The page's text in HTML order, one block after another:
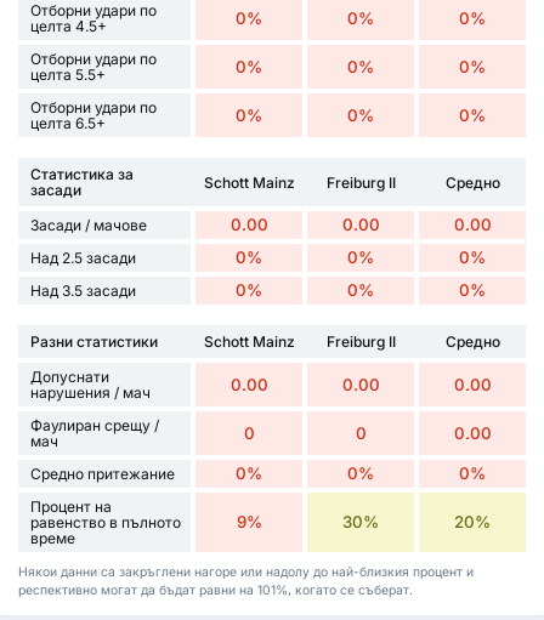
Отборни удари по
целта 4.5+
0% 0% 0%
Отборни удари по
целта 5.5+
0% 0% 0%
Отборни удари по
целта 6.5+
0% 0% 0%
Статистика за
засади
Schott Mainz Freiburg II Средно
Засади / мачове 0.00 0.00 0.00
Над 2.5 засади 0% 0% 0%
Над 3.5 засади 0% 0% 0%
Разни статистики Schott Mainz Freiburg II
Средно
Допуснати
нарушения / мач
0.00 0.00 0.00
Фаулиран срещу /
мач
0 0 0.00
Средно притежание 0% 0% 0%
Процент на
равенство в пълното
време
9% 30% 20%
Някои данни са закръглени нагоре или надолу до най-близкия процент и
респективно могат да бъдат равни на 101%, когато се съберат.